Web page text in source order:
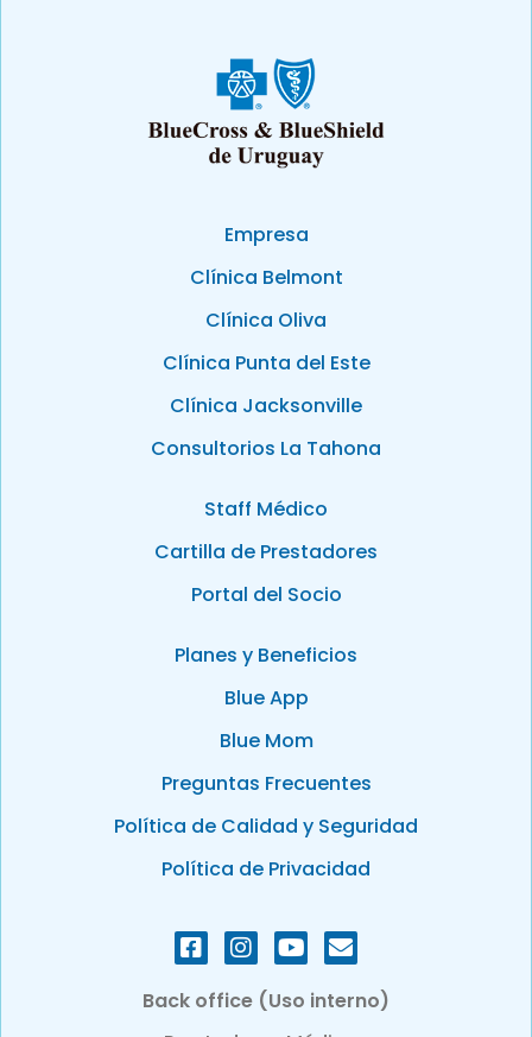
Empresa
Clínica Belmont
Clínica Oliva
Clínica Punta del Este
Clínica Jacksonville
Consultorios La Tahona
Staff Médico
Cartilla de Prestadores
Portal del Socio
Planes y Beneficios
Blue App
Blue Mom
Preguntas Frecuentes
Política de Calidad y Seguridad
Política de Privacidad
Back office (Uso interno)